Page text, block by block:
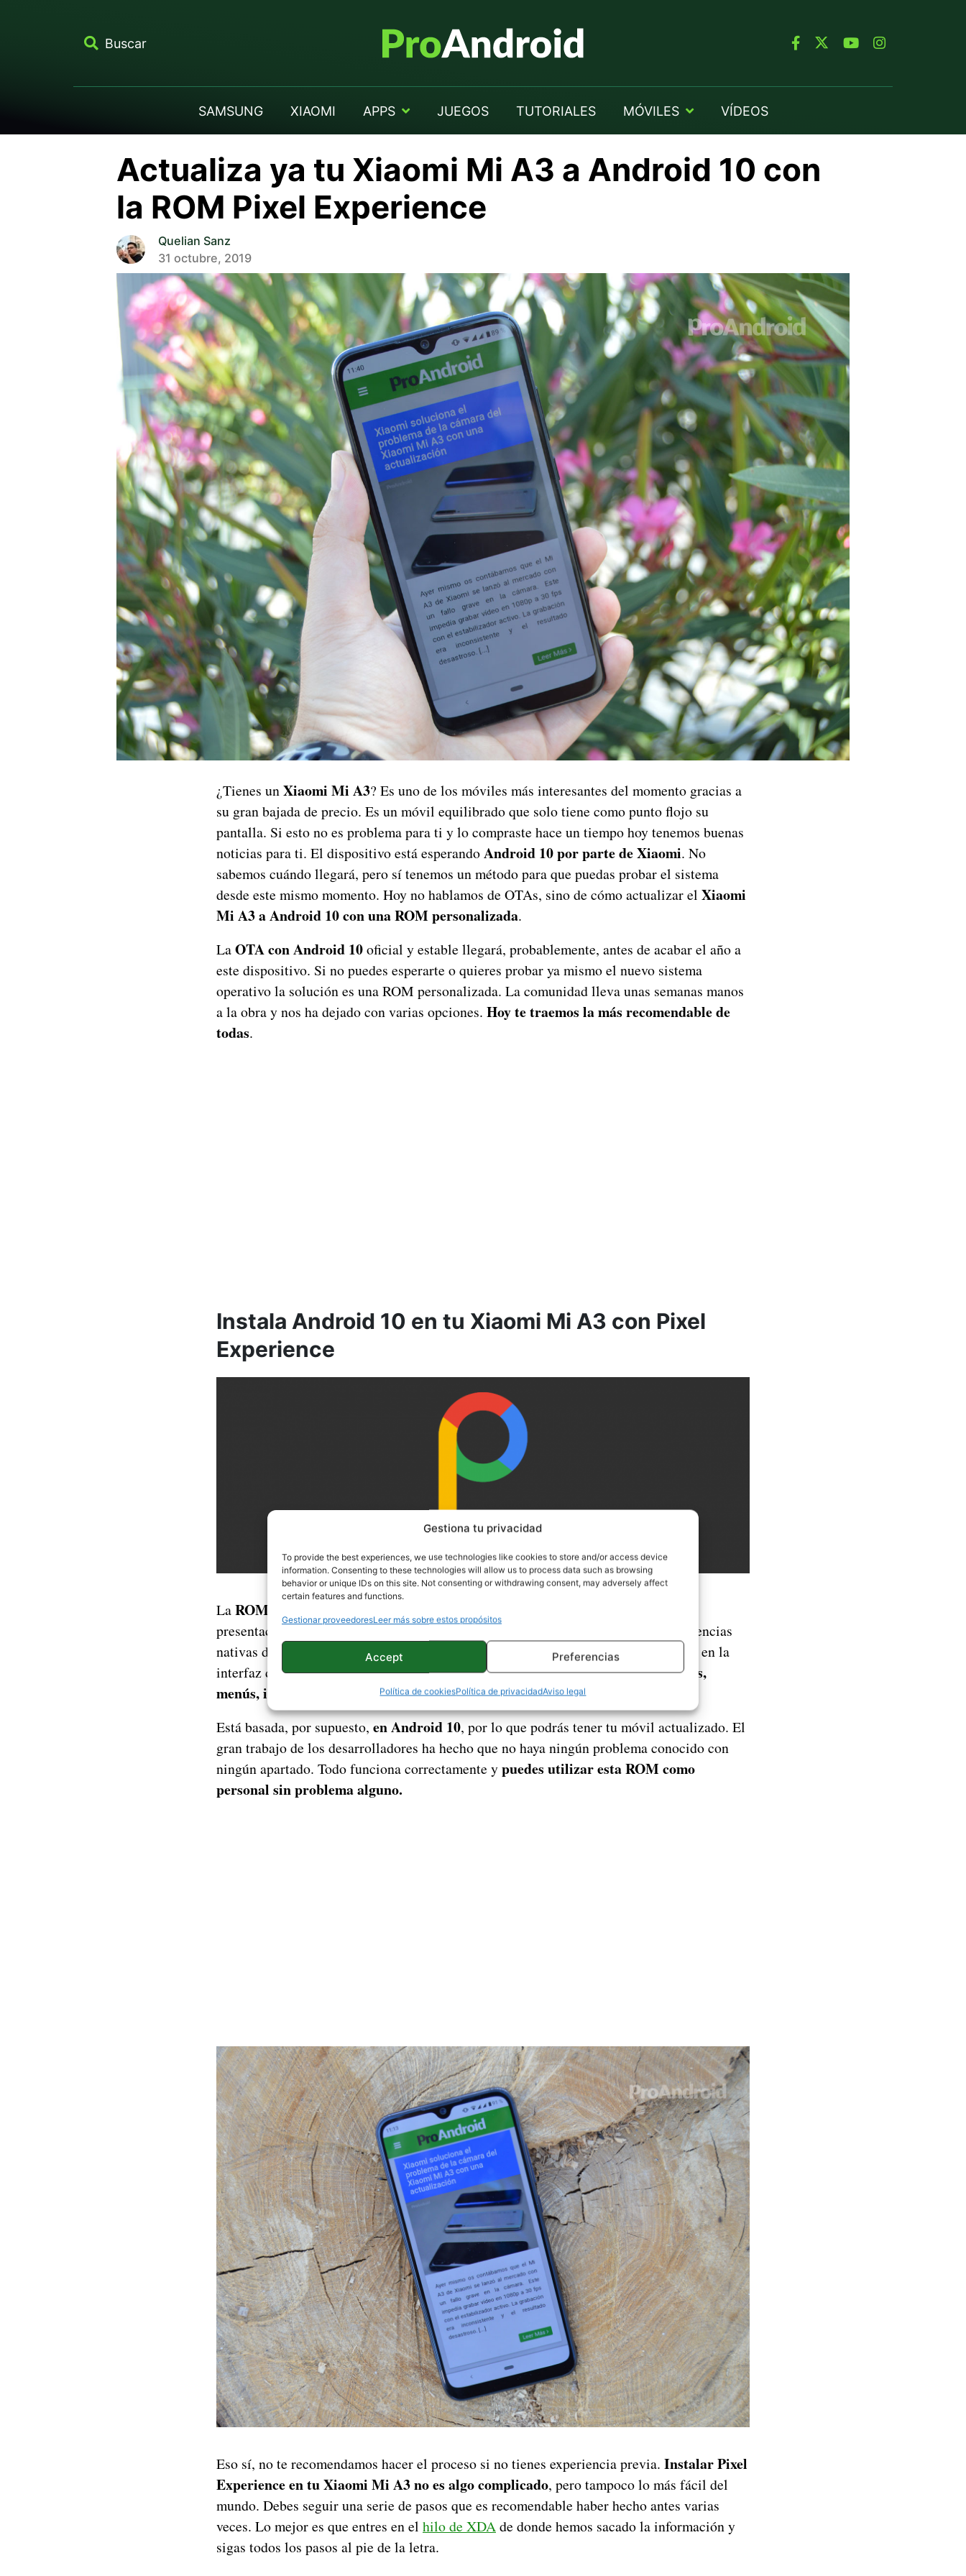
Gestiona tu privacidad
To provide the best experiences, we use technologies like cookies to store and/or access device
information. Consenting to these technologies will allow us to process data such as browsing
behavior or unique IDs on this site. Not consenting or withdrawing consent, may adversely affect
certain features and functions.
Gestionar proveedoresLeer más sobre estos propósitos
Accept Preferencias
Política de cookiesPolítica de privacidadAviso legal
Buscar
SAMSUNG XIAOMI APPS JUEGOS TUTORIALES MÓVILES VÍDEOS
Actualiza ya tu Xiaomi Mi A3 a Android 10 con
la ROM Pixel Experience
Quelian Sanz
31 octubre, 2019
¿Tienes unXiaomi Mi A3? Es uno de los móviles más interesantes del momento gracias a
su gran bajada de precio. Es un móvil equilibrado que solo tiene como punto flojo su
pantalla. Si esto no es problema para ti y lo compraste hace un tiempo hoy tenemos buenas
noticias para ti. El dispositivo está esperandoAndroid 10 por parte de Xiaomi. No
sabemos cuándo llegará, pero sí tenemos un método para que puedas probar el sistema
desde este mismo momento. Hoy no hablamos de OTAs, sino de cómo actualizar el Xiaomi
Mi A3 a Android 10 con una ROM personalizada.
LaOTA con Android 10oficial y estable llegará, probablemente, antes de acabar el año a
este dispositivo. Si no puedes esperarte o quieres probar ya mismo el nuevo sistema
operativo la solución es una ROM personalizada. La comunidad lleva unas semanas manos
a la obra y nos ha dejado con varias opciones. Hoy te traemos la más recomendable de
todas.
Instala Android 10 en tu Xiaomi Mi A3 con Pixel
Experience
LaROM Pixel Experience
presentación. El nombre habla por sí solo y nos deja con una de las mejores experiencias
nativas de Android. La ROM está basada en
AOSP
y cuenta con todo lo que vemos en la
interfaz del Pixel. No solo incluye las Google Apps, también todas lasanimaciones,
menús, iconos y sonidos de los Google Pixel.
Está basada, por supuesto, en Android 10, por lo que podrás tener tu móvil actualizado. El
gran trabajo de los desarrolladores ha hecho que no haya ningún problema conocido con
ningún apartado. Todo funciona correctamente ypuedes utilizar esta ROM como
personal sin problema alguno.
Eso sí, no te recomendamos hacer el proceso si no tienes experiencia previa. Instalar Pixel
Experience en tu Xiaomi Mi A3 no es algo complicado, pero tampoco lo más fácil del
mundo. Debes seguir una serie de pasos que es recomendable haber hecho antes varias
veces. Lo mejor es que entres en el hilo de XDAde donde hemos sacado la información y
sigas todos los pasos al pie de la letra.